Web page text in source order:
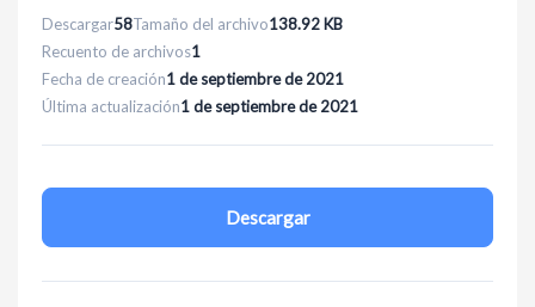
Descargar58Tamaño del archivo138.92 KB
Recuento de archivos1
Fecha de creación1 de septiembre de 2021
Última actualización1 de septiembre de 2021
Descargar